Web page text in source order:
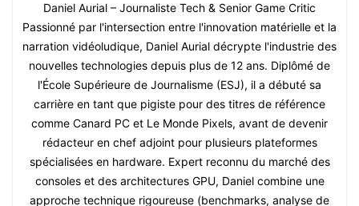
Daniel Aurial – Journaliste Tech & Senior Game Critic
Passionné par l'intersection entre l'innovation matérielle et la
narration vidéoludique, Daniel Aurial décrypte l'industrie des
nouvelles technologies depuis plus de 12 ans. Diplômé de
l'École Supérieure de Journalisme (ESJ), il a débuté sa
carrière en tant que pigiste pour des titres de référence
comme Canard PC et Le Monde Pixels, avant de devenir
rédacteur en chef adjoint pour plusieurs plateformes
spécialisées en hardware. Expert reconnu du marché des
consoles et des architectures GPU, Daniel combine une
approche technique rigoureuse (benchmarks, analyse de